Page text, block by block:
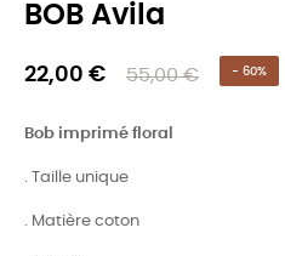
BOB Avila
22,00 € 55,00 € - 60%
Bob imprimé floral
. Taille unique
. Matière coton